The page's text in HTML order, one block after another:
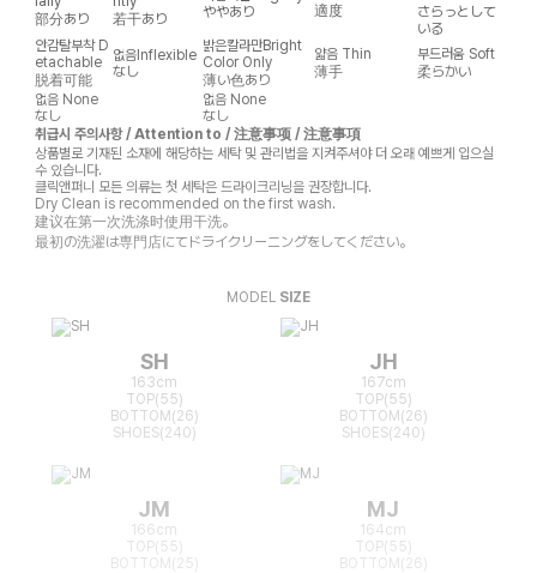
部分あり
若干あり
ややあり
適度
さらっとして
いる
안감탈부착 D
etachable
脱着可能
없음Inflexible
なし
밝은칼라만Bright
Color Only
薄い色あり
얇음 Thin
薄手
부드러움 Soft
柔らかい
없음 None
なし
없음 None
なし
취급시 주의사항 / Attention to / 注意事项 / 注意事項
상품별로 기재된 소재에 해당하는 세탁 및 관리법을 지켜주셔야 더 오래 예쁘게 입으실
수 있습니다.
클릭앤퍼니 모든 의류는 첫 세탁은 드라이크리닝을 권장합니다.
Dry Clean is recommended on the first wash.
建议在第一次洗涤时使用干洗。
最初の洗濯は専門店にてドライクリーニングをしてください。
MODEL SIZE
SH
163cm
TOP(55)
BOTTOM(26)
SHOES(240)
JH
167cm
TOP(55)
BOTTOM(26)
SHOES(240)
JM
166cm
TOP(55)
BOTTOM(25)
MJ
164cm
TOP(55)
BOTTOM(26)